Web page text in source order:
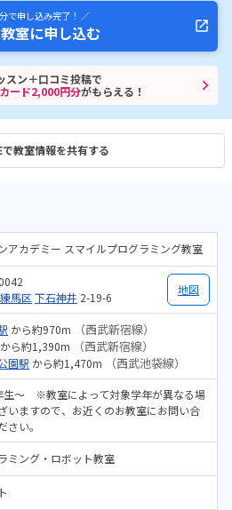
で申し込み完了！ ／
室に申し込む
スン＋口コミ投稿で
ード2,000円分がもらえる！
で教室情報を共有する
アカデミー スマイルプログラミング教室
練馬区 下石神井 2-19-6
地図
から約970m （西武新宿線）
から約1,390m （西武新宿線）
園駅 から約1,470m （西武池袋線）
生～ ※教室によって対象学年が異なる場
いますので、お近くのお教室にお問い合
さい。
ミング・ロボット教室